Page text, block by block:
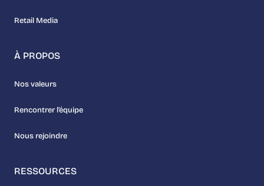
Retail Media
À PROPOS
Nos valeurs
Rencontrer l’équipe
Nous rejoindre
RESSOURCES